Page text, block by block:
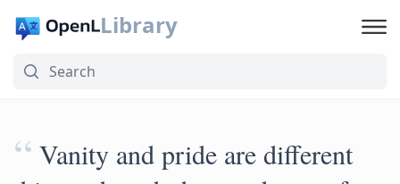
Library
“ Vanity and pride are different